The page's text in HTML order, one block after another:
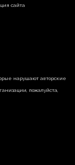
сайта
нарушают авторские
пожалуйста,